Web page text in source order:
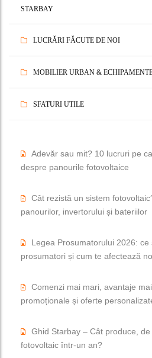
STARBAY
LUCRĂRI FĂCUTE DE NOI
MOBILIER URBAN &
SFATURI UTILE
Adevăr sau mit? 10 lucruri pe
despre panourile fotovoltaice
Cât rezistă un sistem
panourilor, invertorului și bateriilor
Legea Prosumatorului 2026: ce
prosumatori și cum te afectează
Comenzi mai mari, avantaje
promoționale și oferte
Ghid Starbay – Cât produce,
fotovoltaic într-un an?